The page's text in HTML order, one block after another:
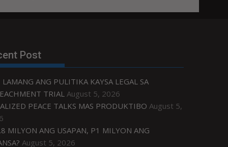
Post
LAMANG ANG PULITIKA KAYSA LEGAL SA
TRIAL August 5, 2026
PEACE TALKS MAS PRODUKTIBO August 5,
MILYON ANG USAPAN, P1 MILYON ANG
August 5, 2026